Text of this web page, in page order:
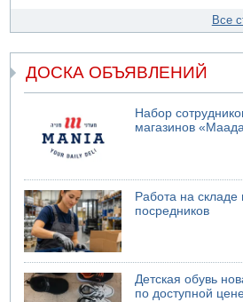
Все
ДОСКА ОБЪЯВЛЕНИЙ
Набор
магазинов
Работа на
посредников
Детская обувь
по доступной